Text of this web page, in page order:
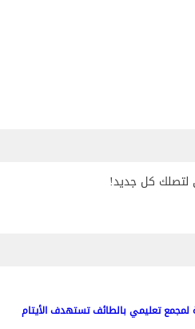
لتصلك كل جديد!
لمجمع تعليمي بالطائف تستهدف الأيتام